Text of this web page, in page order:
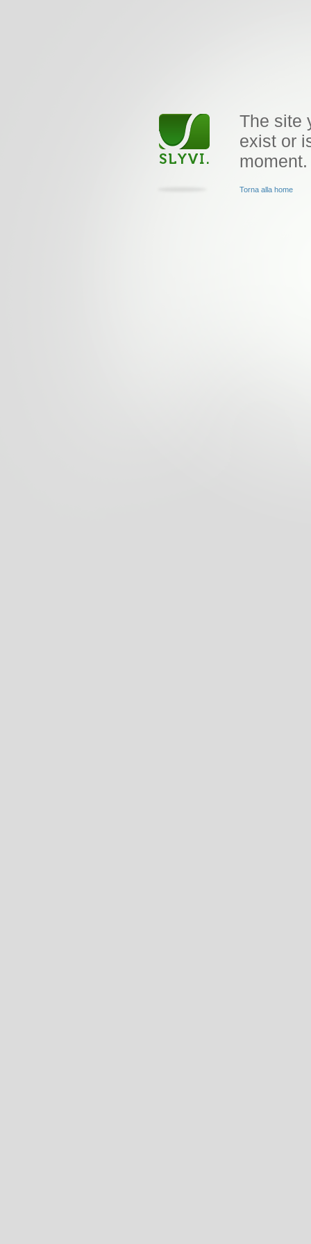
The site
exist or
moment.
Torna alla home